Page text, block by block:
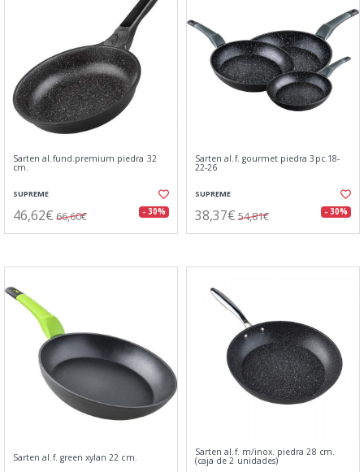
Sarten al.fund.premium piedra 32
cm.
SUPREME
46,62€ 66,60€ - 30%
Sarten al.f. gourmet piedra 3pc.18-
22-26
SUPREME
38,37€ 54,81€ - 30%
Sarten al.f. green xylan 22 cm. Sarten al.f. m/inox. piedra 28 cm.
(caja de 2 unidades)